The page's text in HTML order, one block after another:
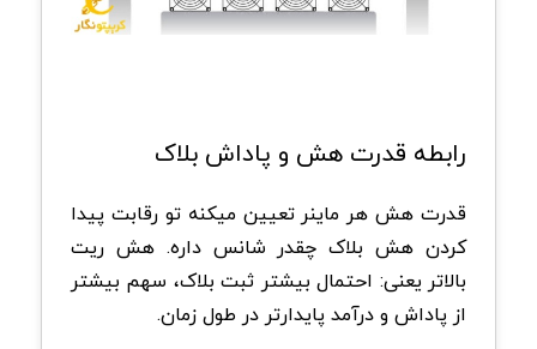
رابطه قدرت هش و پاداش بلاک
قدرت هش هر ماینر تعیین میکنه تو رقابت پیدا
کردن هش بلاک چقدر شانس داره. هش ریت
بالاتر یعنی: احتمال بیشتر ثبت بلاک، سهم بیشتر
از پاداش و درآمد پایدارتر در طول زمان.